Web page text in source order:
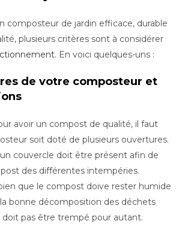
composteur de jardin efficace, durable
plusieurs critères sont à considérer
. En voici quelques-uns :
de votre composteur et
avoir un compost de qualité, il faut
soit doté de plusieurs ouvertures.
couvercle doit être présent afin de
des différentes intempéries.
que le compost doive rester humide
bonne décomposition des déchets
doit pas être trempé pour autant.